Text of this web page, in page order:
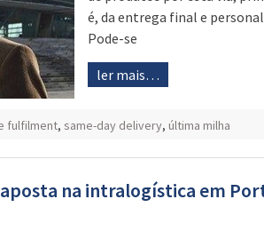
é, da entrega final e
Pode-se
ler mais…
fulfilment, same-day delivery, última milha
na intralogística em